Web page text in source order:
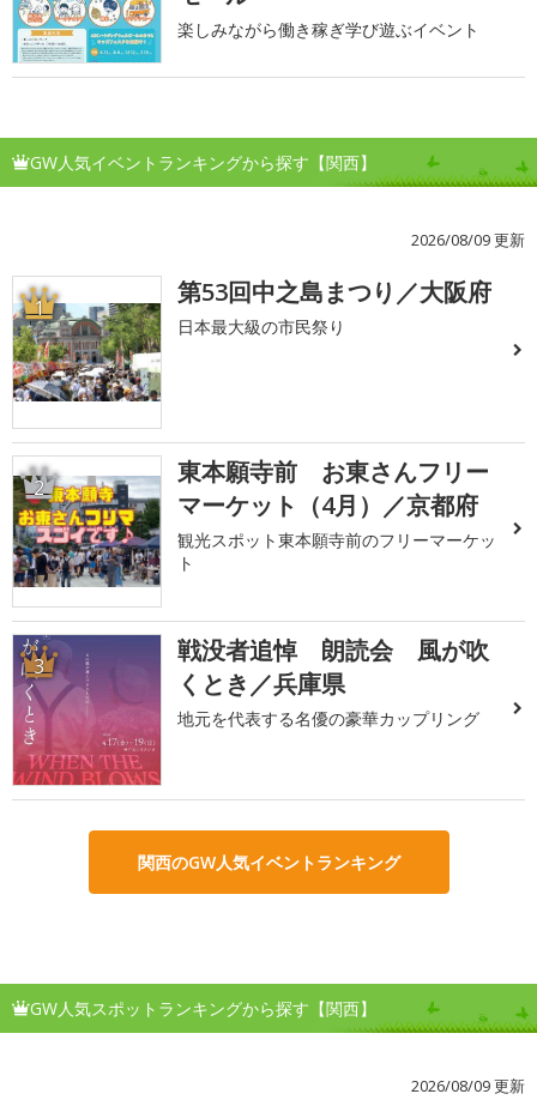
楽しみながら働き稼ぎ学び遊ぶイベント
GW人気イベントランキングから探す【関西】
2026/08/09 更新
1 第53回中之島まつり／大阪府
日本最大級の市民祭り
2
東本願寺前 お東さんフリー
マーケット（4月）／京都府
観光スポット東本願寺前のフリーマーケッ
ト
3
戦没者追悼 朗読会 風が吹
くとき／兵庫県
地元を代表する名優の豪華カップリング
関西のGW人気イベントランキング
GW人気スポットランキングから探す【関西】
2026/08/09 更新